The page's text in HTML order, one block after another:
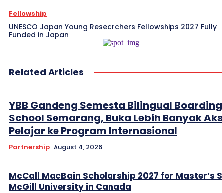
Fellowship
UNESCO Japan Young Researchers Fellowships 2027 Fully
Funded in Japan
Related Articles
YBB Gandeng Semesta Bilingual Boarding
School Semarang, Buka Lebih Banyak
Pelajar ke Program Internasional
Partnership August 4, 2026
McCall MacBain Scholarship 2027 for Master’s
McGill University in Canada